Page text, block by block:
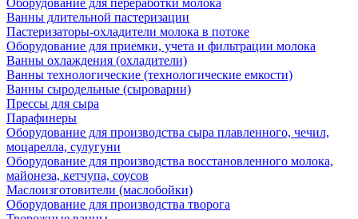
Оборудование для переработки молока
Ванны длительной пастеризации
Пастеризаторы-охладители молока в потоке
Оборудование для приемки, учета и фильтрации молока
Ванны охлаждения (охладители)
Ванны технологические (технологические емкости)
Ванны сыродельные (сыроварни)
Прессы для сыра
Парафинеры
Оборудование для производства сыра плавленного, чечил,
моцарелла, сулугуни
Оборудование для производства восстановленного молока,
майонеза, кетчупа, соусов
Маслоизготовители (маслобойки)
Оборудование для производства творога